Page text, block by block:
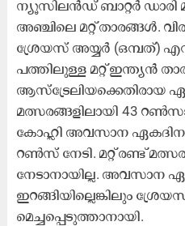
ന്യൂസിലൻഡ് ബാറ്റർ ഡാരി
അഞ്ചിലെ മറ്റ് താരങ്ങൾ.
ശ്രേയസ് അയ്യർ (ഒമ്പത്)
പത്തിലുള്ള മറ്റ് ഇന്ത്യൻ
ആസ്ട്രേലിയക്കെതിരായ
മത്സരങ്ങളിലായി 43
കോഹ്ലി അവസാന
റൺസ് നേടി. മറ്റ് രണ്ട്
നേടാനായില്ല. അവസാന
ഇറങ്ങിയില്ലെങ്കിലും
മെച്ചപ്പെടുത്താനായി.